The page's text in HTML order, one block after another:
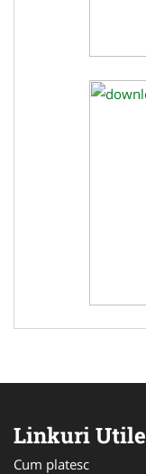
Linkuri Utile
Cum platesc